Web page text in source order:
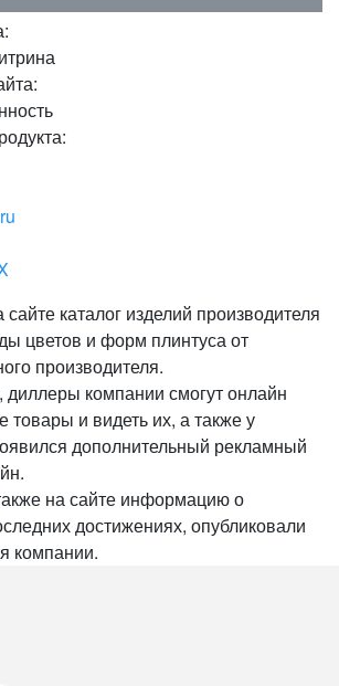
Запомнить меня на этом
Забыли свой пароль?
каталог изделий производителя
цветов и форм плинтуса от
производителя.
диллеры компании смогут онлайн
и видеть их, а также у
дополнительный рекламный
на сайте информацию о
достижениях, опубликовали
компании.